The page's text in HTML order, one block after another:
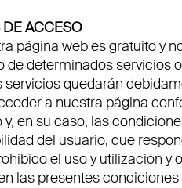
ACCESO
página web es gratuito y
de determinados servicios
quedarán
a nuestra página
y, en su caso, las
del usuario, que
el uso y utilización
las presentes